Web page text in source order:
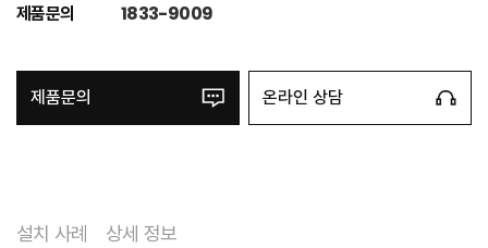
제품문의
1833-9009
제품문의 온라인 상담
설치 사례 상세 정보